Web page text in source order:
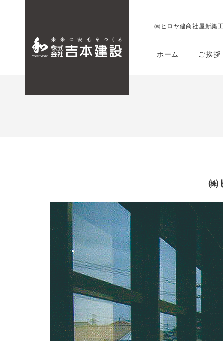
㈱ヒロヤ建商社屋新築
ホーム ご挨拶
㈱